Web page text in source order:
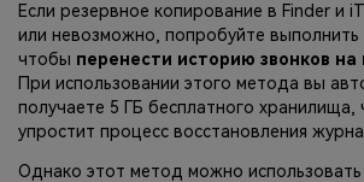
Если резервное копирование в Finder и
или невозможно, попробуйте выполнить
чтобы перенести историю звонков
При использовании этого метода вы
получаете 5 ГБ бесплатного хранилища,
упростит процесс восстановления
Однако этот метод можно использовать